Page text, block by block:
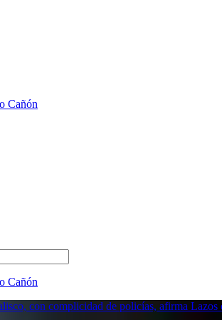
Cañón
Cañón
con complicidad de policías, afirma Lazos